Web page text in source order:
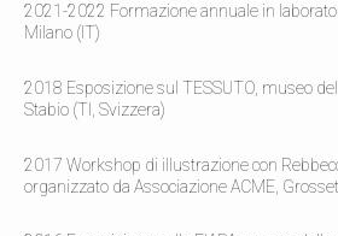
2021-2022 Formazione annuale in
Milano (IT)
2018 Esposizione sul TESSUTO, museo
Stabio (TI, Svizzera)
2017 Workshop di illustrazione con
organizzato da Associazione ACME,